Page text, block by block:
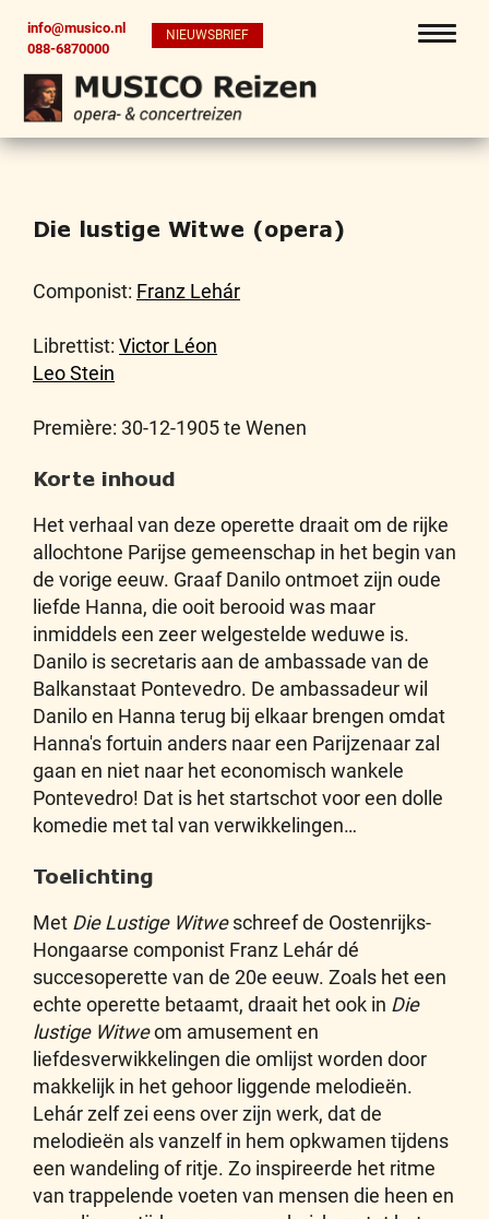
info@musico.nl
088-6870000
NIEUWSBRIEF
Die lustige Witwe (opera)
Componist: Franz Lehár
Librettist: Victor Léon
Leo Stein
Première: 30-12-1905 te Wenen
Korte inhoud
Het verhaal van deze operette draait om de rijke
allochtone Parijse gemeenschap in het begin van
de vorige eeuw. Graaf Danilo ontmoet zijn oude
liefde Hanna, die ooit berooid was maar
inmiddels een zeer welgestelde weduwe is.
Danilo is secretaris aan de ambassade van de
Balkanstaat Pontevedro. De ambassadeur wil
Danilo en Hanna terug bij elkaar brengen omdat
Hanna's fortuin anders naar een Parijzenaar zal
gaan en niet naar het economisch wankele
Pontevedro! Dat is het startschot voor een dolle
komedie met tal van verwikkelingen…
Toelichting
Met Die Lustige Witweschreef de Oostenrijks-
Hongaarse componist Franz Lehár dé
succesoperette van de 20e eeuw. Zoals het een
echte operette betaamt, draait het ook in Die
lustige Witweom amusement en
liefdesverwikkelingen die omlijst worden door
makkelijk in het gehoor liggende melodieën.
Lehár zelf zei eens over zijn werk, dat de
melodieën als vanzelf in hem opkwamen tijdens
een wandeling of ritje. Zo inspireerde het ritme
van trappelende voeten van mensen die heen en